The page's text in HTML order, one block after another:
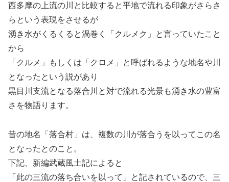
西多摩の上流の川と比較すると平地で流れる印象がさらさ
らという表現をさせるが
湧き水がくるくると渦巻く「クルメク」と言っていたこと
から
「クルメ」もしくは「クロメ」と呼ばれるような地名や川
となったという説があり
黒目川支流となる落合川と対で流れる光景も湧き水の豊富
さを物語ります。
昔の地名「落合村」は、複数の川が落合うを以ってこの名
となったとのこと。
下記、新編武蔵風土記によると
「此の三流の落ち合いを以って」と記されているので、三